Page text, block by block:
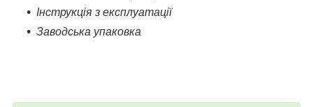
Інструкція з експлуатації
Заводська упаковка